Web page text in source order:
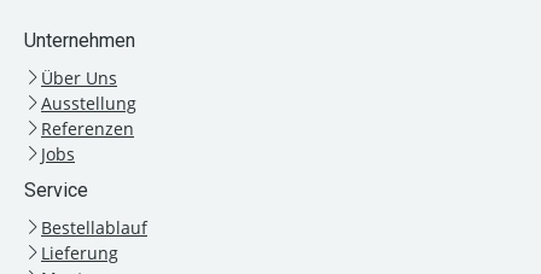
Unternehmen
Über Uns
Ausstellung
Referenzen
Jobs
Service
Bestellablauf
Lieferung